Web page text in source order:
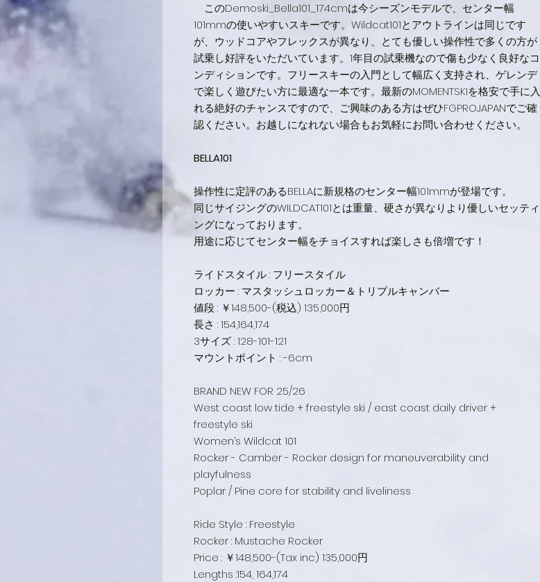
このDemoski_Bella101_174cmは今シーズンモデルで、センター幅
101mmの使いやすいスキーです。Wildcat101とアウトラインは同じです
が、ウッドコアやフレックスが異なり、とても優しい操作性で多くの方が
試乗し好評をいただいています。1年目の試乗機なので傷も少なく良好なコ
ンディションです。フリースキーの入門として幅広く支持され、ゲレンデ
で楽しく遊びたい方に最適な一本です。最新のMOMENTSKIを格安で手に入
れる絶好のチャンスですので、ご興味のある方はぜひFGPROJAPANでご確
認ください。お越しになれない場合もお気軽にお問い合わせください。
BELLA101
操作性に定評のあるBELLAに新規格のセンター幅101mmが登場です。
同じサイジングのWILDCAT101とは重量、硬さが異なりより優しいセッティ
ングになっております。
用途に応じてセンター幅をチョイスすれば楽しさも倍増です！
ライドスタイル : フリースタイル
ロッカー : マスタッシュロッカー＆トリプルキャンバー
値段 : ￥148,500-(税込) 135,000円
長さ : 154,164,174
3サイズ : 128-101-121
マウントポイント : -6cm
BRAND NEW FOR 25/26
West coast low tide + freestyle ski / east coast daily driver +
freestyle ski
Women’s Wildcat 101
Rocker - Camber - Rocker design for maneuverability and
playfulness
Poplar / Pine core for stability and liveliness
Ride Style : Freestyle
Rocker : Mustache Rocker
Price : ￥148,500-(Tax inc) 135,000円
Lengths :154, 164,174